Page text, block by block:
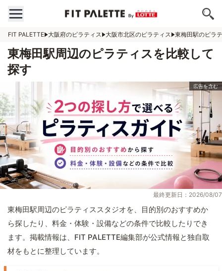
FIT PALETTE 大阪府のピラティス 大阪市北区のピラティス 東梅田駅のピラ
東梅田駅周辺のピラティスを比較して
探す
最終更新日：2026/08/07
東梅田駅周辺のピラティススタジオを、目的別のおすすめか
ら探したり、料金・体験・設備などの条件で比較したりでき
ます。掲載情報は、FIT PALETTE編集部が公式情報と独自取
材をもとに整理しています。